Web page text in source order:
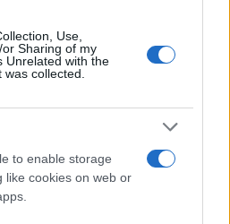
Use,
Sharing of my
Unrelated with the
collected.
to enable storage
like cookies on web or
αναφέρθηκε και στον
Αλίκης Βουγιουκλάκη,
όπως σημείωσε, στάθηκε
πρώτα χρόνια της καριέρας
από τον φακό του ένα
αρχείο.